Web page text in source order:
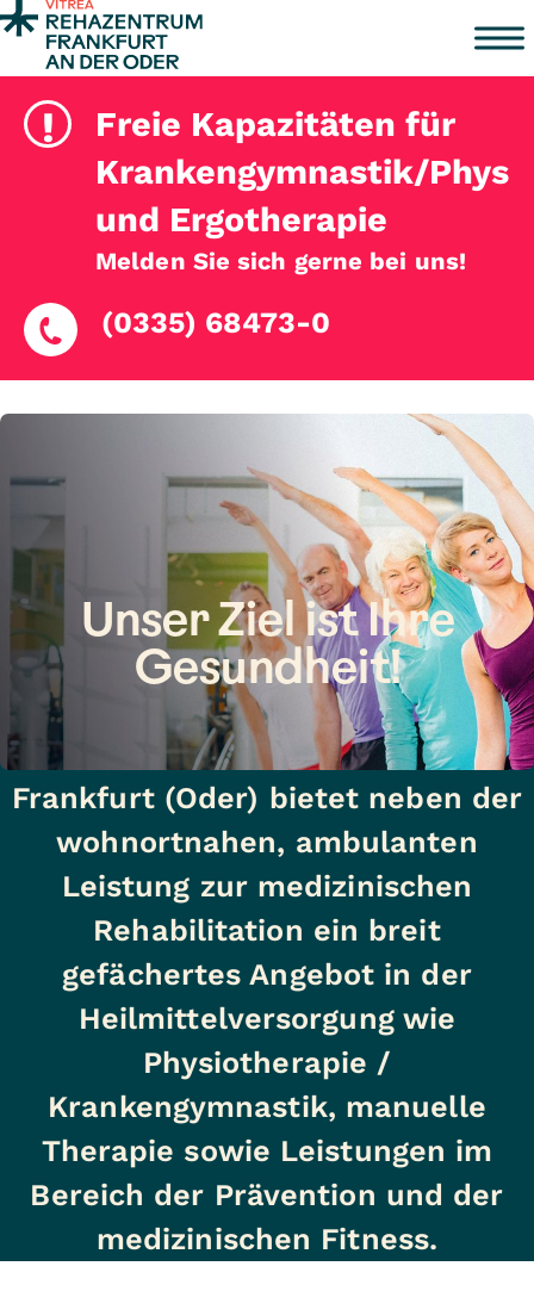
Zum Inhalt springen
!
Freie Kapazitäten für
Krankengymnastik/
und Ergotherapie
Melden Sie sich gerne bei uns!
(0335) 68473-0
Unser Ziel ist Ihre
Gesundheit!
Das VITREA Rehazentrum
Frankfurt (Oder) bietet neben der
wohnortnahen, ambulanten
Leistung zur medizinischen
Rehabilitation ein breit
gefächertes Angebot in der
Heilmittelversorgung wie
Physiotherapie /
Krankengymnastik, manuelle
Therapie sowie Leistungen im
Bereich der Prävention und der
medizinischen Fitness.